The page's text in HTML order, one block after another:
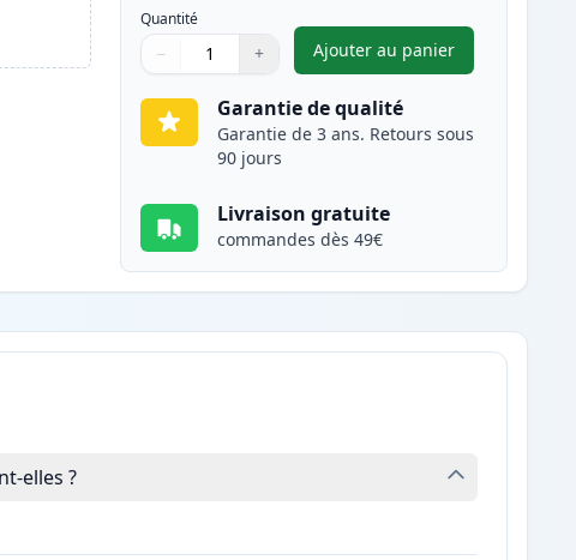
Quantité
Quantité
Utilisez les boutons pour ajuster
− +
Quantité
Ajouter au panier
,Brother DR2400
Garantie de qualité
Garantie de 3 ans. Retours sous
90 jours
Livraison gratuite
commandes dès 49€
elles ?